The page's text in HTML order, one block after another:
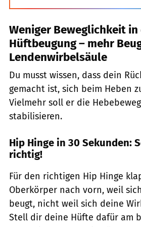
Weniger Beweglichkeit in
Hüftbeugung – mehr
Lendenwirbelsäule
Du musst wissen, dass dein
gemacht ist, sich beim Heben
Vielmehr soll er die
stabilisieren.
Hip Hinge in 30 Sekunden:
richtig!
Für den richtigen Hip Hinge
Oberkörper nach vorn, weil
beugt, nicht weil sich deine
Stell dir deine Hüfte dafür am